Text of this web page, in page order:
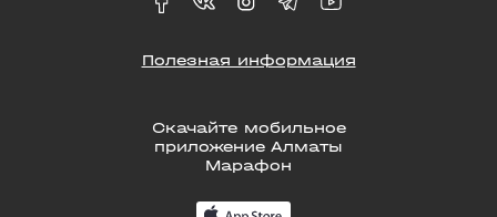
Скачайте мобильное
приложение Алматы
Марафон
Полезная информация